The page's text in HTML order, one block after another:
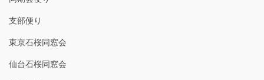
支部便り
東京石桜同窓会
仙台石桜同窓会